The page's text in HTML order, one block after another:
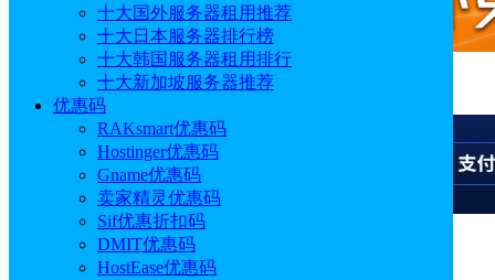
十大国外服务器租用推荐
十大日本服务器排行榜
十大韩国服务器租用排行
十大新加坡服务器推荐
优惠码
RAKsmart优惠码
Hostinger优惠码
Gname优惠码
卖家精灵优惠码
Sif优惠折扣码
DMIT优惠码
HostEase优惠码